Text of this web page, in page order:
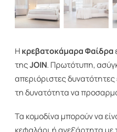
Η κρεβατοκάμαρα Φαίδρα
τηςJOIN. Πρωτότυπη,
απεριόριστες δυνατότητες
τη δυνατότητα να
Τα κομοδίνα μπορούν να